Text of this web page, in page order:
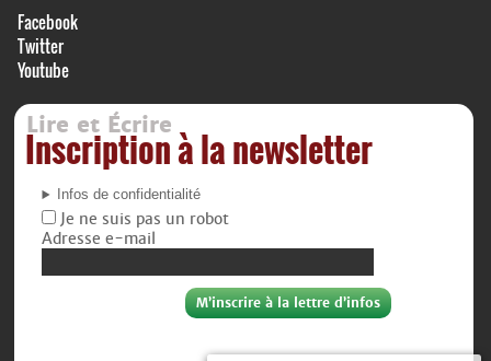
Facebook
Twitter
Youtube
Lire et Écrire
Inscription à la newsletter
Infos de confidentialité
Je ne suis pas un robot
Adresse e-mail